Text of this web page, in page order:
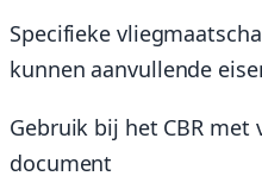
Specifieke
kunnen aanvullende
Gebruik bij het CBR met
document